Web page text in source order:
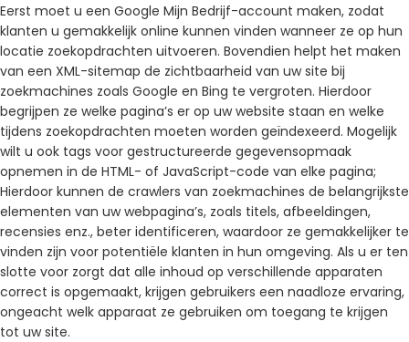
Eerst moet u een Google Mijn Bedrijf-account maken, zodat
klanten u gemakkelijk online kunnen vinden wanneer ze op hun
locatie zoekopdrachten uitvoeren. Bovendien helpt het maken
van een XML-sitemap de zichtbaarheid van uw site bij
zoekmachines zoals Google en Bing te vergroten. Hierdoor
begrijpen ze welke pagina’s er op uw website staan ​​en welke
tijdens zoekopdrachten moeten worden geïndexeerd. Mogelijk
wilt u ook tags voor gestructureerde gegevensopmaak
opnemen in de HTML- of JavaScript-code van elke pagina;
Hierdoor kunnen de crawlers van zoekmachines de belangrijkste
elementen van uw webpagina’s, zoals titels, afbeeldingen,
recensies enz., beter identificeren, waardoor ze gemakkelijker te
vinden zijn voor potentiële klanten in hun omgeving. Als u er ten
slotte voor zorgt dat alle inhoud op verschillende apparaten
correct is opgemaakt, krijgen gebruikers een naadloze ervaring,
ongeacht welk apparaat ze gebruiken om toegang te krijgen
tot uw site.